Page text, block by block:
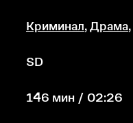
Криминал, Драма,
SD
146 мин / 02:26